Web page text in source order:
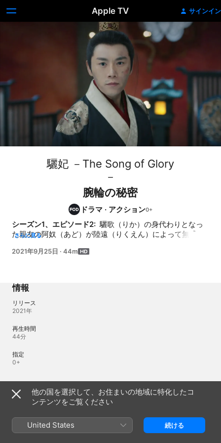
Apple TV サインイン
驪妃 －The Song of Glory
－
腕輪の秘密
ドラマ · アクション
シーズン1、エピソード2: 驪歌（りか）の身代わりとなっ
た親友の阿奴（あど）が陸遠（りくえん）によって無残に
る。そして、兄弟子の陳少巽（ちんしょうそん）と二人だ
くる。阿奴の腕輪は18年前にさらわれた沈家の娘・嘉寧
（かねい）の物だったのだ…。
さらに見る
2021年9月25日 · 44m
情報
リリース
2021年
再生時間
44分
指定
0+
言語
オリジナル音源
字幕
他の国を選択して、お住まいの地域に特化したコ
ンテンツをご覧ください
United States 続ける